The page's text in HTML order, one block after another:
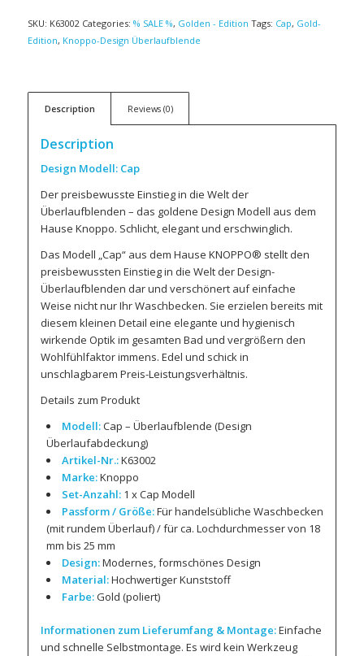
SKU: K63002 Categories: % SALE %, Golden - Edition Tags: Cap, Gold-
Edition, Knoppo-Design Überlaufblende
Description Reviews (0)
Description
Design Modell: Cap
Der preisbewusste Einstieg in die Welt der
Überlaufblenden – das goldene Design Modell aus dem
Hause Knoppo. Schlicht, elegant und erschwinglich.
Das Modell „Cap“ aus dem Hause KNOPPO® stellt den
preisbewussten Einstieg in die Welt der Design-
Überlaufblenden dar und verschönert auf einfache
Weise nicht nur Ihr Waschbecken. Sie erzielen bereits mit
diesem kleinen Detail eine elegante und hygienisch
wirkende Optik im gesamten Bad und vergrößern den
Wohlfühlfaktor immens. Edel und schick in
unschlagbarem Preis-Leistungsverhältnis.
Details zum Produkt
Modell:Cap – Überlaufblende (Design
Überlaufabdeckung)
Artikel-Nr.:K63002
Marke:Knoppo
Set-Anzahl:1 x Cap Modell
Passform / Größe:Für handelsübliche Waschbecken
(mit rundem Überlauf) / für ca. Lochdurchmesser von 18
mm bis 25 mm
Design:Modernes, formschönes Design
Material:Hochwertiger Kunststoff
Farbe:Gold (poliert)
Informationen zum Lieferumfang & Montage:Einfache
und schnelle Selbstmontage. Es wird kein Werkzeug